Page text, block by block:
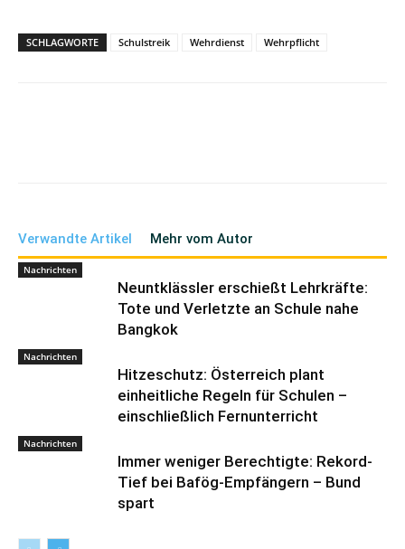
SCHLAGWORTE Schulstreik Wehrdienst Wehrpflicht
Verwandte Artikel Mehr vom Autor
Nachrichten
Neuntklässler erschießt Lehrkräfte:
Tote und Verletzte an Schule nahe
Bangkok
Nachrichten
Hitzeschutz: Österreich plant
einheitliche Regeln für Schulen –
einschließlich Fernunterricht
Nachrichten
Immer weniger Berechtigte: Rekord-
Tief bei Bafög-Empfängern – Bund
spart